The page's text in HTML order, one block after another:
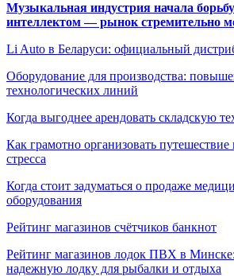
Музыкальная индустрия начала
интеллектом — рынок стремительно
Li Auto в Беларуси: официальный
Оборудование для производства:
технологических линий
Когда выгоднее арендовать складскую
Как грамотно организовать
стресса
Когда стоит задуматься о продаже
оборудования
Рейтинг магазинов счётчиков банкнот
Рейтинг магазинов лодок ПВХ в
надежную лодку для рыбалки и отдыха